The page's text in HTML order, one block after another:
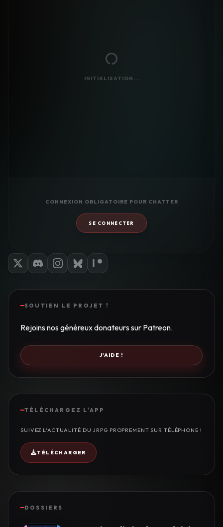
INITIALISATION...
CONNEXION OBLIGATOIRE POUR CHATTER
SE CONNECTER
SOUTIEN LE PROJET !
Rejoins nos généreux donateurs sur Patreon.
J'AIDE !
TÉLÉCHARGEZ L'APP
SUIVEZ L'ACTUALITÉ DU JRPG PROPREMENT SUR TÉLÉPHONE !
TÉLÉCHARGER
DOSSIERS